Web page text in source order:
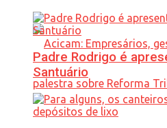
Padre Rodrigo é
Santuário